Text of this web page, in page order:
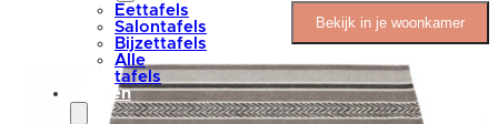
Eettafels
Salontafels
Bijzettafels
Alle
tafels
stoelen
Bekijk in je woonkamer